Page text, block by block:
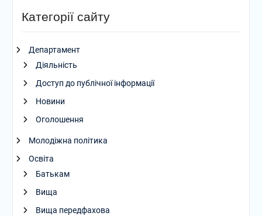
Категорії сайту
Департамент
Діяльність
Доступ до публічної інформації
Новини
Оголошення
Молодіжна політика
Освіта
Батькам
Вища
Вища передфахова